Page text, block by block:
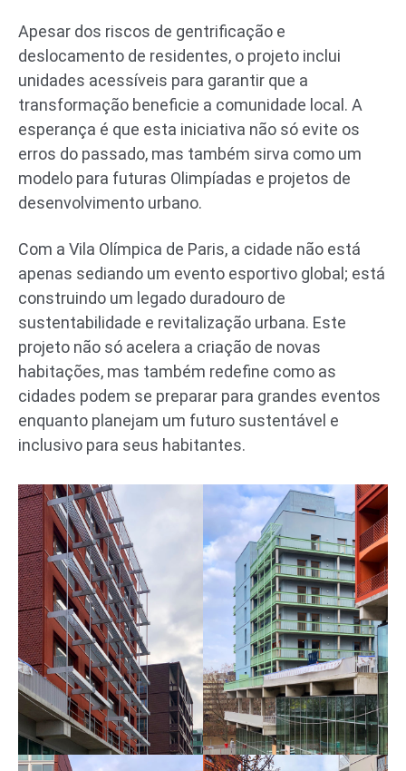
Apesar dos riscos de gentrificação e
deslocamento de residentes, o projeto inclui
unidades acessíveis para garantir que a
transformação beneficie a comunidade local. A
esperança é que esta iniciativa não só evite os
erros do passado, mas também sirva como um
modelo para futuras Olimpíadas e projetos de
desenvolvimento urbano.
Com a Vila Olímpica de Paris, a cidade não está
apenas sediando um evento esportivo global; está
construindo um legado duradouro de
sustentabilidade e revitalização urbana. Este
projeto não só acelera a criação de novas
habitações, mas também redefine como as
cidades podem se preparar para grandes eventos
enquanto planejam um futuro sustentável e
inclusivo para seus habitantes.